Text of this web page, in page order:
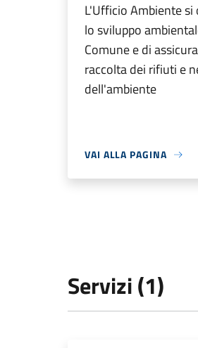
L'Ufficio Ambiente
lo sviluppo
Comune e di
raccolta dei rifiuti e
dell'ambiente
VAI ALLA PAGINA
Servizi (1)